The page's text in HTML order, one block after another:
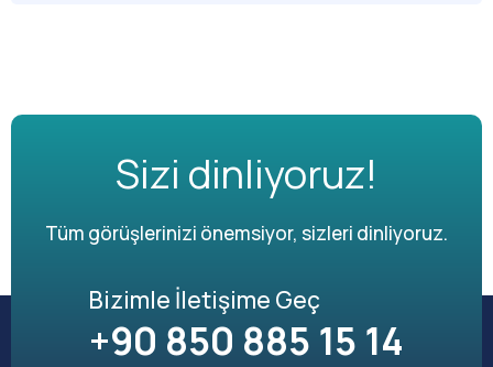
Sizi dinliyoruz!
Tüm görüşlerinizi önemsiyor, sizleri dinliyoruz.
Bizimle İletişime Geç
+90 850 885 15 14